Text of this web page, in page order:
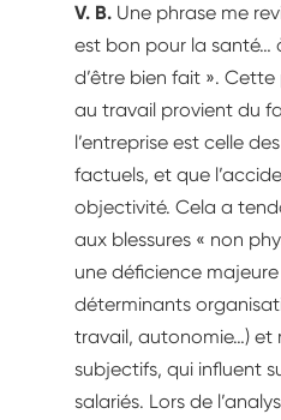
V. B. Une phrase me
est bon pour la santé…
d’être bien fait ».
au travail provient du
l’entreprise est celle
factuels, et que
objectivité. Cela a
aux blessures « non
une déficience
déterminants
travail, autonomie…) et
subjectifs, qui influent
salariés. Lors de